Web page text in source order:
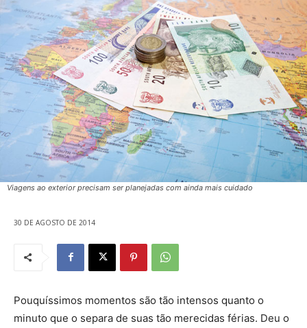
Viagens ao exterior precisam ser planejadas com ainda mais cuidado
30 DE AGOSTO DE 2014
Pouquíssimos momentos são tão intensos quanto o
minuto que o separa de suas tão merecidas férias. Deu o